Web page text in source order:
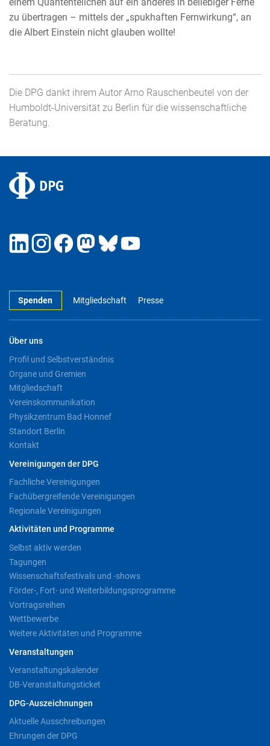
zu übertragen – mittels der „spukhaften Fernwirkung“, an
die Albert Einstein nicht glauben wollte!
Die DPG dankt ihrem Autor Arno Rauschenbeutel von der
Humboldt-Universität zu Berlin für die wissenschaftliche
Beratung.
Spenden Mitgliedschaft Presse
Über uns
Profil und Selbstverständnis
Organe und Gremien
Mitgliedschaft
Vereinskommunikation
Physikzentrum Bad Honnef
Standort Berlin
Kontakt
Vereinigungen der DPG
Fachliche Vereinigungen
Fachübergreifende Vereinigungen
Regionale Vereinigungen
Aktivitäten und Programme
Selbst aktiv werden
Tagungen
Wissenschaftsfestivals und -shows
Förder-, Fort- und Weiterbildungsprogramme
Vortragsreihen
Wettbewerbe
Weitere Aktivitäten und Programme
Veranstaltungen
Veranstaltungskalender
DB-Veranstaltungsticket
DPG-Auszeichnungen
Aktuelle Ausschreibungen
Ehrungen der DPG